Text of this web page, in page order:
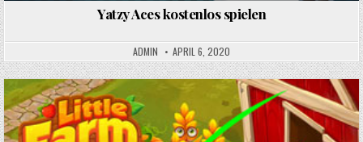
Yatzy Aces kostenlos spielen
ADMIN APRIL 6, 2020
Posted
in